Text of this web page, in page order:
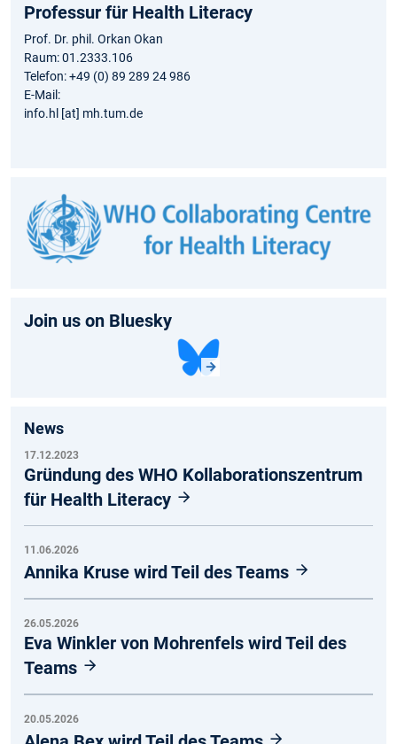
Professur für Health Literacy
Prof. Dr. phil. Orkan Okan
Raum: 01.2333.106
Telefon: +49 (0) 89 289 24 986
E-Mail:
info.hl [at] mh.tum.de
Join us on Bluesky
News
17.12.2023
Gründung des WHO Kollaborationszentrum
für Health Literacy
11.06.2026
Annika Kruse wird Teil des Teams
26.05.2026
Eva Winkler von Mohrenfels wird Teil des
Teams
20.05.2026